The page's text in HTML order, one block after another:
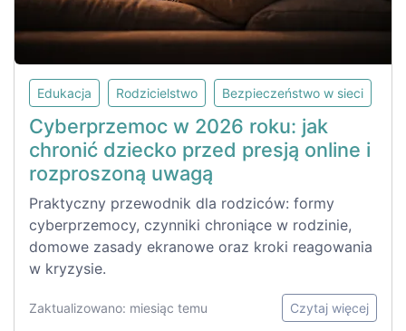
Edukacja Rodzicielstwo Bezpieczeństwo w sieci
Cyberprzemoc w 2026 roku: jak
chronić dziecko przed presją online i
rozproszoną uwagą
Praktyczny przewodnik dla rodziców: formy
cyberprzemocy, czynniki chroniące w rodzinie,
domowe zasady ekranowe oraz kroki reagowania
w kryzysie.
Zaktualizowano: miesiąc temu Czytaj więcej